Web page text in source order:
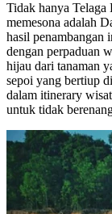
Tidak hanya
memesona adalah
hasil penambangan
dengan perpaduan
hijau dari tanaman
sepoi yang bertiup
dalam itinerary
untuk tidak